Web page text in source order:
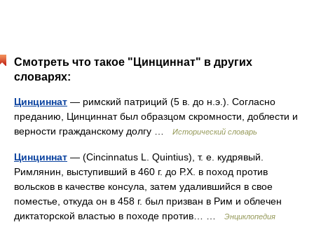
Смотреть что такое "Цинциннат" в других
словарях:
Цинциннат — римский патриций (5 в. до н.э.). Согласно
преданию, Цинциннат был образцом скромности, доблести и
верности гражданскому долгу …
Исторический словарь
Цинциннат — (Cincinnatus L. Quintius), т. е. кудрявый.
Римлянин, выступивший в 460 г. до Р.Х. в поход против
вольсков в качестве консула, затем удалившийся в свое
поместье, откуда он в 458 г. был призван в Рим и облечен
диктаторской властью в походе против… …
Энциклопедия